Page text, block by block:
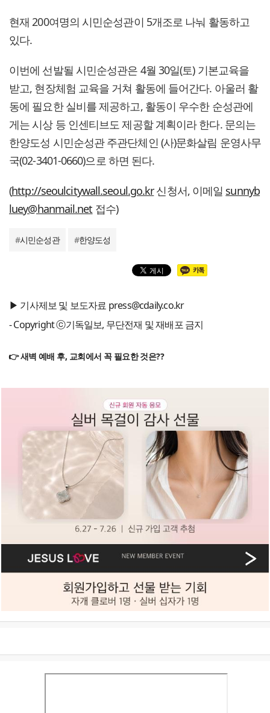
현재 200여명의 시민순성관이 5개조로 나눠 활동하고
있다.
이번에 선발될 시민순성관은 4월 30일(토) 기본교육을
받고, 현장체험 교육을 거쳐 활동에 들어간다. 아울러 활
동에 필요한 실비를 제공하고, 활동이 우수한 순성관에
게는 시상 등 인센티브도 제공할 계획이라 한다. 문의는
한양도성 시민순성관 주관단체인 (사)문화살림 운영사무
국(02-3401-0660)으로 하면 된다.
(http://seoulcitywall.seoul.go.kr신청서, 이메일 sunnyb
luey@hanmail.net 접수)
#시민순성관 #한양도성
▶ 기사제보 및 보도자료 press@cdaily.co.kr
- Copyright ⓒ기독일보, 무단전재 및 재배포 금지
👉 새벽 예배 후, 교회에서 꼭 필요한 것은??